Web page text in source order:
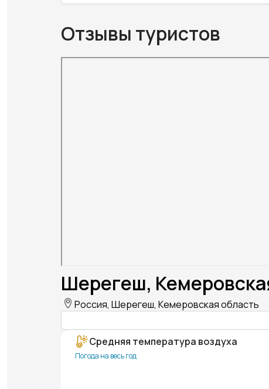
Отзывы туристов
Шерегеш,
Россия, Шерегеш, Кемеровская область
Средняя температура воздуха
Погода на весь год